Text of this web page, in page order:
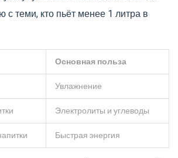
с теми, кто пьёт менее 1 литра в
Основная польза
Увлажнение
Электролиты и углеводы
Быстрая энергия